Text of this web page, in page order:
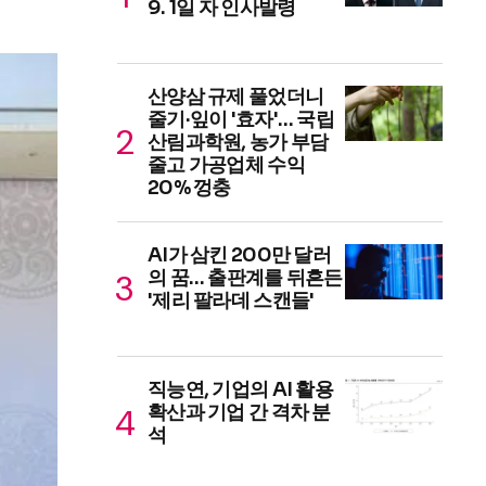
9. 1일 자 인사발령
산양삼 규제 풀었더니
줄기·잎이 '효자'… 국립
산림과학원, 농가 부담
줄고 가공업체 수익
20% 껑충
AI가 삼킨 200만 달러
의 꿈… 출판계를 뒤흔든
'제리 팔라데 스캔들'
직능연, 기업의 AI 활용
확산과 기업 간 격차 분
석